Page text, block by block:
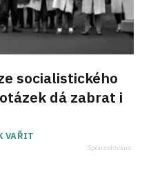
socialistického
dá zabrat i
VAŘIT